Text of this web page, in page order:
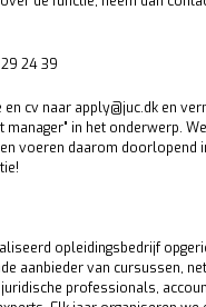
24 39
cv naar apply@juc.dk en
in het onderwerp.
voeren daarom doorlopend
opleidingsbedrijf
aanbieder van cursussen,
professionals,